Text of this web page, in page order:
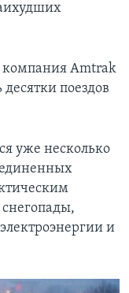
компания Amtrak
поездов
уже несколько
и